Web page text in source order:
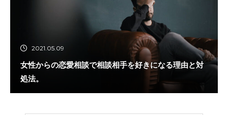
2021.05.09
女性からの恋愛相談で相談相手を好きになる理由と対
処法。